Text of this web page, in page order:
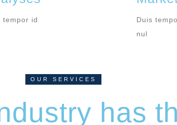
tempor id
Duis
nul
OUR SERVICES
has